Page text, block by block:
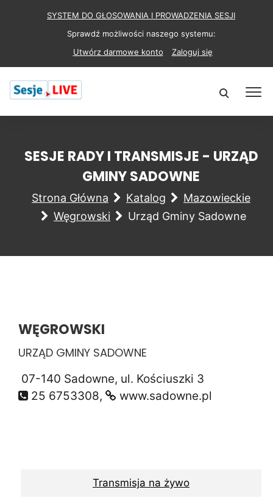
SYSTEM DO GŁOSOWANIA I PROWADZENIA SESJI
Sprawdź możliwości naszego systemu:
Utwórz darmowe konto
Zaloguj się
SESJE RADY I TRANSMISJE - URZĄD
GMINY SADOWNE
Strona Główna Katalog
Mazowieckie
Węgrowski
Urząd Gminy Sadowne
WĘGROWSKI
URZĄD GMINY SADOWNE
07-140 Sadowne, ul. Kościuszki 3
25 6753308,
www.sadowne.pl
Transmisja na żywo